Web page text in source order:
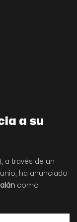
a su
a través de un
ha anunciado
como